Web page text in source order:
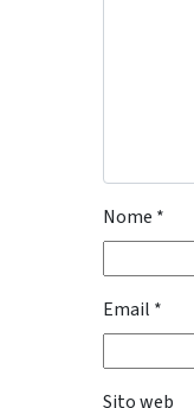
Nome *
Email *
Sito web